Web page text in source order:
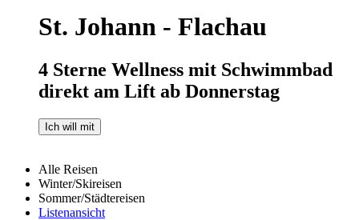
St. Johann - Flachau
4 Sterne Wellness mit Schwimmbad
direkt am Lift ab Donnerstag
Ich will mit
Alle Reisen
Winter/Skireisen
Sommer/Städtereisen
Listenansicht